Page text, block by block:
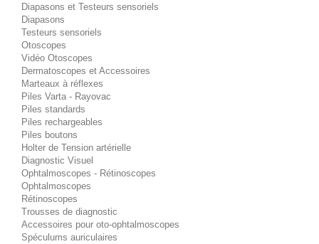
Diapasons et Testeurs sensoriels
Diapasons
Testeurs sensoriels
Otoscopes
Vidéo Otoscopes
Dermatoscopes et Accessoires
Marteaux à réflexes
Piles Varta - Rayovac
Piles standards
Piles rechargeables
Piles boutons
Holter de Tension artérielle
Diagnostic Visuel
Ophtalmoscopes - Rétinoscopes
Ophtalmoscopes
Rétinoscopes
Trousses de diagnostic
Accessoires pour oto-ophtalmoscopes
Spéculums auriculaires